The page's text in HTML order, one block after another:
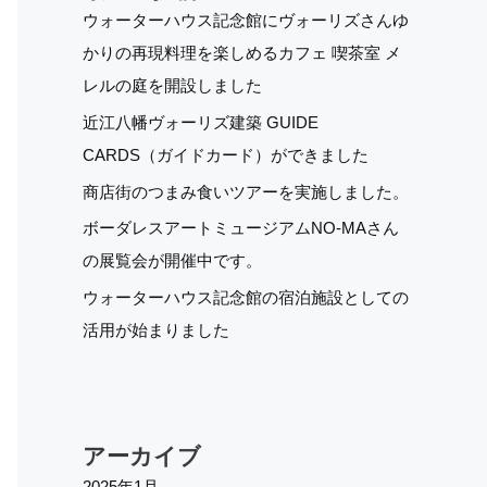
ウォーターハウス記念館にヴォーリズさんゆ
かりの再現料理を楽しめるカフェ 喫茶室 メ
レルの庭を開設しました
近江八幡ヴォーリズ建築 GUIDE
CARDS（ガイドカード）ができました
商店街のつまみ食いツアーを実施しました。
ボーダレスアートミュージアムNO-MAさん
の展覧会が開催中です。
ウォーターハウス記念館の宿泊施設としての
活用が始まりました
アーカイブ